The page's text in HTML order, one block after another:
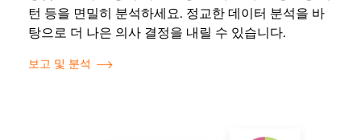
턴 등을 면밀히 분석하세요. 정교한 데이터 분석을 바
탕으로 더 나은 의사 결정을 내릴 수 있습니다.
보고 및 분석